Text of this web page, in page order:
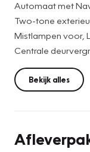
Automaat met
Two-tone
Mistlampen voor,
Centrale
Elektrische
en inklapbare
versnellingspook,
Spraakbediening,
Bekijk alles